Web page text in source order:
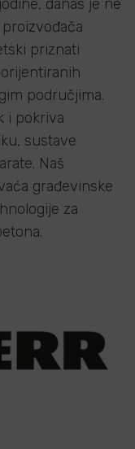
danas je ne
priznati
područjima.
i pokriva
sustave
Naš
građevinske
za